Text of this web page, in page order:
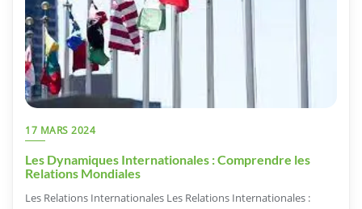
17 MARS 2024
Les Dynamiques Internationales : Comprendre les
Relations Mondiales
Les Relations Internationales Les Relations Internationales :